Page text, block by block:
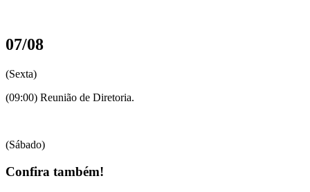
07/08
(Sexta)
(09:00) Reunião de Diretoria.
(Sábado)
Confira também!